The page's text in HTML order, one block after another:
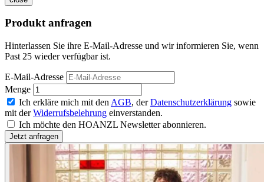
Produkt anfragen
Hinterlassen Sie ihre E-Mail-Adresse und wir informieren Sie, wenn
Past 25 wieder verfügbar ist.
E-Mail-Adresse
Menge
Ich erkläre mich mit den AGB, derDatenschutzerklärung sowie
mit derWiderrufsbelehrung einverstanden.
Ich möchte den HOANZL Newsletter abonnieren.